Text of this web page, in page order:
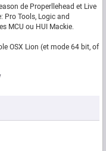
de Properllehead et Live
Tools, Logic and
MCU ou HUI Mackie.
OSX Lion (et mode 64 bit, of